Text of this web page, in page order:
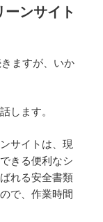
ンサイト
ますが、いか
します。
サイトは、現
できる便利なシ
れる安全書類
で、作業時間